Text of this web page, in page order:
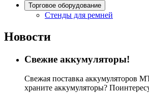
Торговое оборудование
Стенды для ремней
Новости
Свежие аккумуляторы!
Свежая поставка аккумуляторов
храните аккумуляторы?